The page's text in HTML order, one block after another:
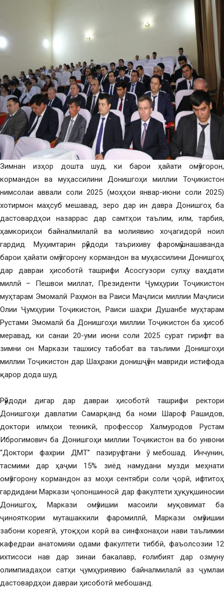
Зимнан изҳор дошта шуд, ки барои ҳайати омӯзгорон,
кормандон ва муҳассилини Донишгоҳи миллии Тоҷикистон
нимсолаи аввали соли 2025 (моҳҳои январ-июни соли 2025)
хотирмон маҳсуб мешавад, зеро дар ин давра Донишгоҳ ба
дастовардҳои назаррас дар самтҳои таълим, илм, тарбия,
ҳамкориҳои байналмилалӣ ва молиявию хоҷагидорӣ ноил
гардид. Муҳимтарин рӯйдоди таърихиву фаромӯшнашаванда
барои ҳайати омӯзгорону кормандон ва муҳассилини Донишгоҳ
дар давраи ҳисоботӣ ташрифи Асосгузори сулҳу ваҳдати
миллӣ – Пешвои миллат, Президенти Ҷумҳурии Тоҷикистон
муҳтарам Эмомалӣ Раҳмон ва Раиси Маҷлиси миллии Маҷлиси
Олии Ҷумҳурии Тоҷикистон, Раиси шаҳри Душанбе муҳтарам
Рустами Эмомалӣ ба Донишгоҳи миллии Тоҷикистон ба ҳисоб
меравад, ки санаи 20-уми июни соли 2025 сурат гирифт ва
зимни он Маркази ташхису табобат ва таълими Донишгоҳи
миллии Тоҷикистон дар Шаҳраки донишҷӯён мавриди истифода
қарор дода шуд.
Рӯйдоди дигар дар давраи ҳисоботӣ ташрифи ректори
Донишгоҳи давлатии Самарқанд ба номи Шароф Рашидов,
доктори илмҳои техникӣ, профессор Халмуродов Рустам
Иброгимович ба Донишгоҳи миллии Тоҷикистон ва бо унвони
“Доктори фахрии ДМТ” пазируфтани ӯ мебошад. Инчунин,
тасмими дар ҳаҷми 15% зиёд намудани музди меҳнати
омӯзгорону кормандон аз моҳи сентябри соли ҷорӣ, ифтитоҳ
гардидани Маркази ҷопоншиносӣ дар факултети ҳуқуқшиносии
Донишгоҳ, Маркази омӯзишии масоили муқовимат ба
ҷинояткории муташаккили фаромиллӣ, Маркази омӯзишии
забони кореягӣ, утоқҳои корӣ ва синфхонаҳои нави таълимии
кафедраи анатомияи одами факултети тиббӣ, фаъолсозии 12
ихтисоси нав дар зинаи бакалавр, ғолибият дар озмуну
олимпиадаҳои сатҳи ҷумҳуриявию байналмилалӣ аз ҷумлаи
дастовардҳои давраи ҳисоботӣ мебошанд.